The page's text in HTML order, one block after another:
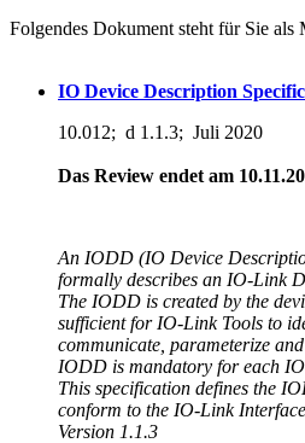
Folgendes Dokument steht für Sie
IO Device Description
10.012; d 1.1.3; Juli 2020
Das Review endet am
An IODD (IO Device
formally describes an IO-Link
The IODD is created by the
sufficient for IO-Link Tools to
communicate, parameterize
IODD is mandatory for each
This specification defines the
conform to the IO-Link
Version 1.1.3